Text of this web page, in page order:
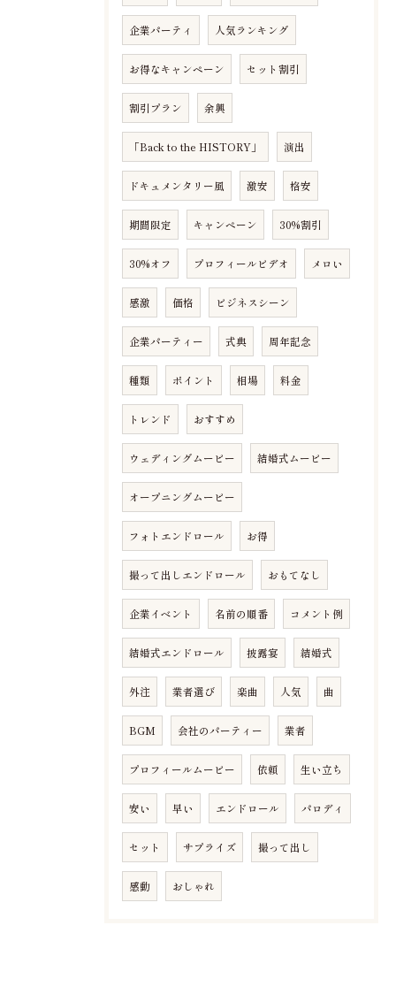
企業パーティ 人気ランキング
お得なキャンペーン セット割引
割引プラン 余興
「Back to the HISTORY」 演出
ドキュメンタリー風 激安 格安
期間限定 キャンペーン 30%割引
30%オフ プロフィールビデオ メロい
感激 価格 ビジネスシーン
企業パーティー 式典 周年記念
種類 ポイント 相場 料金
トレンド おすすめ
ウェディングムービー 結婚式ムービー
オープニングムービー
フォトエンドロール お得
撮って出しエンドロール おもてなし
企業イベント 名前の順番 コメント例
結婚式エンドロール 披露宴 結婚式
外注 業者選び 楽曲 人気 曲
BGM 会社のパーティー 業者
プロフィールムービー 依頼 生い立ち
安い 早い エンドロール パロディ
セット サプライズ 撮って出し
感動 おしゃれ